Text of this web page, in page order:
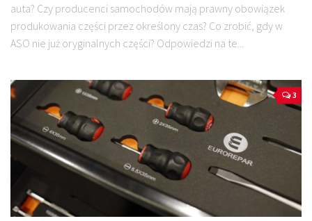
auta? Czy producenci samochodów mają prawny obowiązek
produkowania części przez określony czas? Co zrobić, gdy w
ASO nie już oryginalnych części? Odpowiedzi na te...
3